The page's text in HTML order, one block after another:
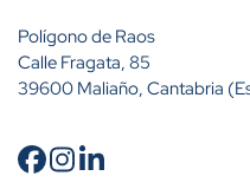
Polígono de Raos
Calle Fragata, 85
39600 Maliaño, Cantabria